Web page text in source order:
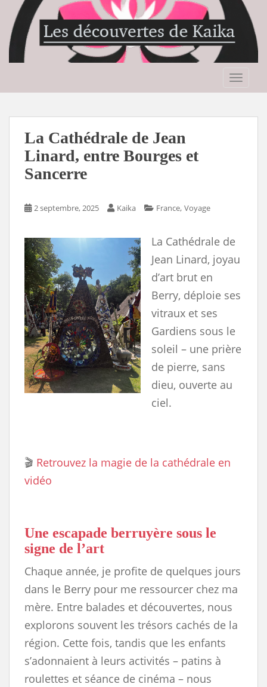
La Cathédrale de Jean
Linard, entre Bourges et
Sancerre
2 septembre, 2025 Kaika France, Voyage
La Cathédrale de
Jean Linard, joyau
d’art brut en
Berry, déploie ses
vitraux et ses
Gardiens sous le
soleil – une prière
de pierre, sans
dieu, ouverte au
ciel.
🎬 Retrouvez la magie de la cathédrale en
vidéo
Une escapade berruyère sous le
signe de l’art
Chaque année, je profite de quelques jours
dans le Berry pour me ressourcer chez ma
mère. Entre balades et découvertes, nous
explorons souvent les trésors cachés de la
région. Cette fois, tandis que les enfants
s’adonnaient à leurs activités – patins à
roulettes et séance de cinéma – nous